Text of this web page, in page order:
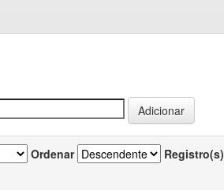
Ordenar Registro(s)